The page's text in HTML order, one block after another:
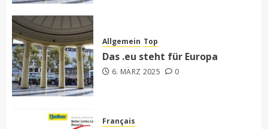
Allgemein Top
Das .eu steht für Europa
6. MÄRZ 2025 0
Français